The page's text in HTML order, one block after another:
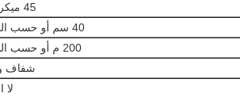
45 ميكرومتر
40 سم أو حسب الطلب
200 م أو حسب الطلب
شفاف
لا